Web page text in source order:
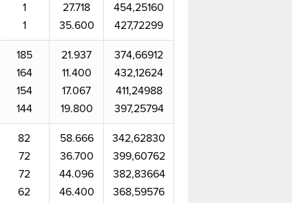
1
1
27.718
35.600
454,25160
427,72299
185
164
154
144
21.937
11.400
17.067
19.800
374,66912
432,12624
411,24988
397,25794
82
72
72
62
58.666
36.700
44.096
46.400
342,62830
399,60762
382,83664
368,59576